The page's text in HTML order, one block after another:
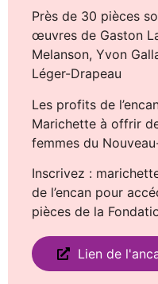
Près de 30 pièces
œuvres de Gaston
Melanson, Yvon
Léger-Drapeau
Les profits de
Marichette à offrir
femmes du
Inscrivez :
de l’encan pour
pièces de la
Lien de